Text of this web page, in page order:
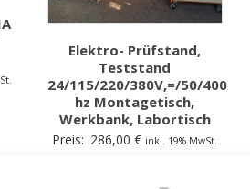
Elektro- Prüfstand,
Teststand
24/115/220/380V,=/50/400
hz Montagetisch,
Werkbank, Labortisch
Preis: 286,00€ inkl. 19% MwSt.